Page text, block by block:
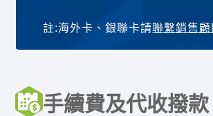
註:海外卡、銀聯卡請聯繫銷售顧
手續費及代收撥款